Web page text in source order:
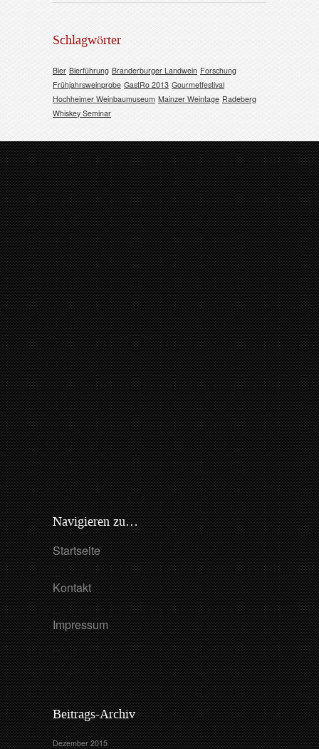
Schlagwörter
Bier Bierführung Branderburger Landwein Forschung
Frühjahrsweinprobe GastRo 2013 Gourmetfestival
Hochheimer Weinbaumuseum Mainzer Weintage Radeberg
Whiskey Seminar
Navigieren zu…
Startseite
Kontakt
Impressum
Beitrags-Archiv
Dezember 2015